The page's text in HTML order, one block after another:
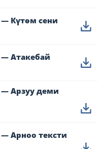
Күтөм сени
— Атакебай
— Арзуу деми
Арноо тексти